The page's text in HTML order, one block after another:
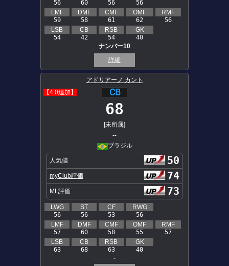
56 60 56
56
LMF
59
DMF
58
CMF
61
OMF
62
RMF
56
LSB
54
CB
42
RSB
54
GK
40
ナンバー10
詳細
アドリアーノ カント
【4.0追加】
68
[未所属]
--
ブラジル
人気値 50
myClub評価 74
ML評価 73
LWG
56
ST
56
CF
53
RWG
56
LMF
57
DMF
60
CMF
58
OMF
55
RMF
57
LSB
63
CB
68
RSB
63
GK
40
-